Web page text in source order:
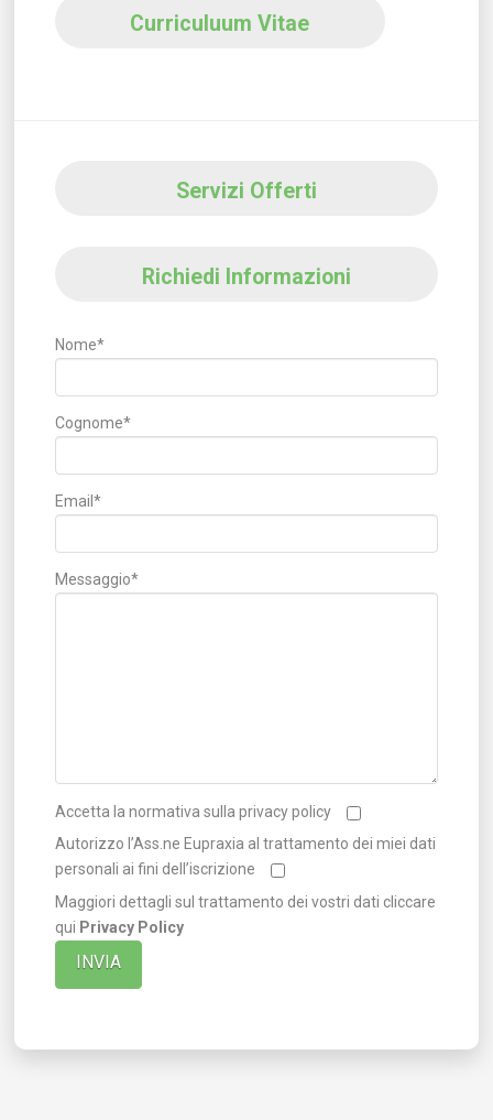
Curriculuum Vitae
Servizi Offerti
Richiedi Informazioni
Nome*
Cognome*
Email*
Messaggio*
Accetta la normativa sulla privacy policy
Autorizzo l’Ass.ne Eupraxia al trattamento dei miei dati
personali ai fini dell’iscrizione
Maggiori dettagli sul trattamento dei vostri dati cliccare
qui Privacy Policy